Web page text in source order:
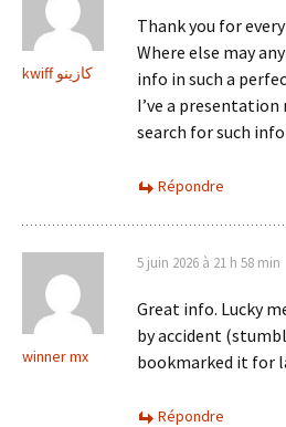
kwiff كازينو
Thank you for
Where else may
info in such a
I’ve a presentation
search for such
Répondre
winner mx
5 juin 2026 à 21 h 58 min
Great info. Lucky
by accident
bookmarked it for
Répondre